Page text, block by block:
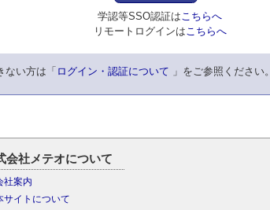
学認等SSO認証は こちらへ
リモートログインは こちらへ
ない方は「 ログイン・認証について 」をご参照ください。
会社メテオについて
社案内
サイトについて